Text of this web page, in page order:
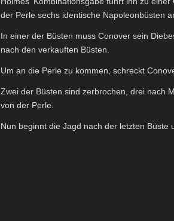
der Perle sechs identische Napoleonbüsten
In einer der Büsten muss Conover sein
nach den verkauften Büsten.
Um an die Perle zu kommen, schreckt
Zwei der Büsten sind zerbrochen, drei nach
von der Perle.
Nun beginnt die Jagd nach der letzten Büste